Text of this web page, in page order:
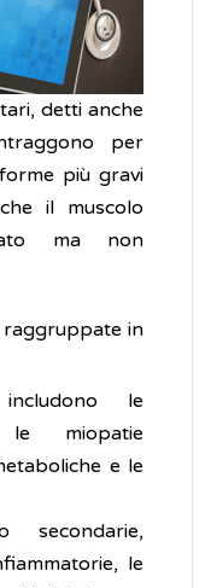
detti anche
per
più gravi
il muscolo
ma non
raggruppate in
includono le
le miopatie
e le
le